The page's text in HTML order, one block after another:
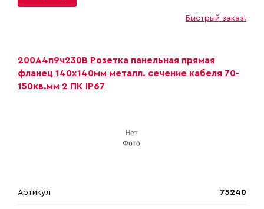
Быстрый заказ!
200А4п9ч230B Розетка панельная прямая
фланец 140х140мм металл. сечение кабеля 70-
150кв.мм 2 ПК IP67
Артикул 75240